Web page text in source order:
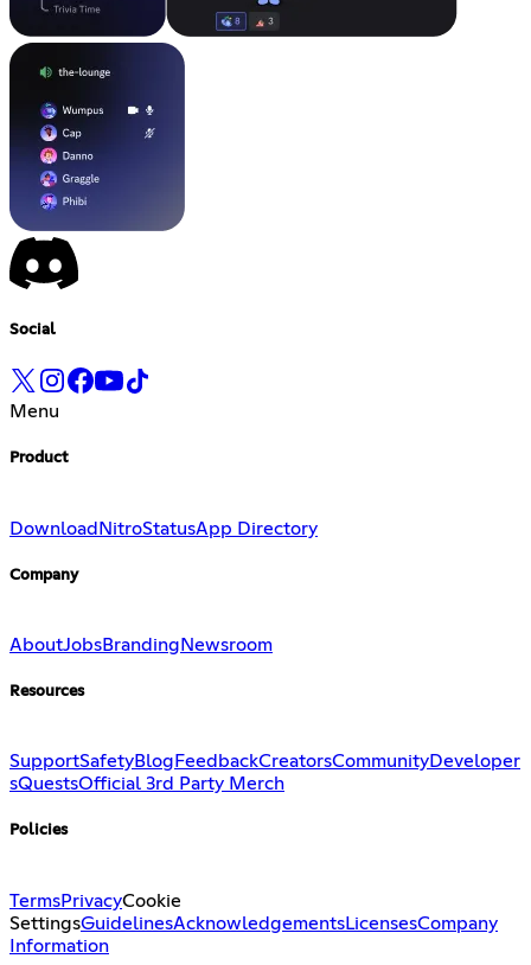
Social
Menu
Product
DownloadNitroStatusApp Directory
Company
AboutJobsBranding Newsroom
Resources
SupportSafetyBlog FeedbackCreatorsCommunityDeveloper
sQuestsOfficial 3rd Party Merch
Policies
TermsPrivacyCookie
SettingsGuidelinesAcknowledgementsLicensesCompany
Information